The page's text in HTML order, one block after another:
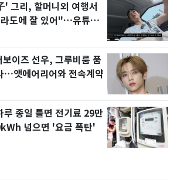
' 그리, 할머니외 여행서
도에 잘 있어"…유튜브
이즈 선우, 그루비룸 품
…앳에어리어와 전속계약
루 종일 틀면 전기료 29만
넘으면 '요금 폭탄'